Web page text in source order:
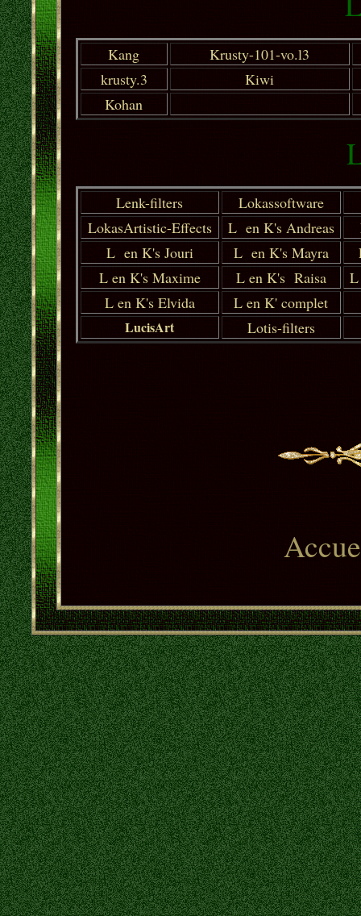
Kang
Krusty-101-vo.l3
krusty.3
Kiwi
Kohan
Lenk-filters
Lokassoftware
LokasArtistic-Effects
L en K's Andreas
L en K's Jouri
L en K's Mayra
L en K's Maxime
L en K's Raisa
L
L en K's Elvida
L en K' complet
LucisArt Lotis-filters